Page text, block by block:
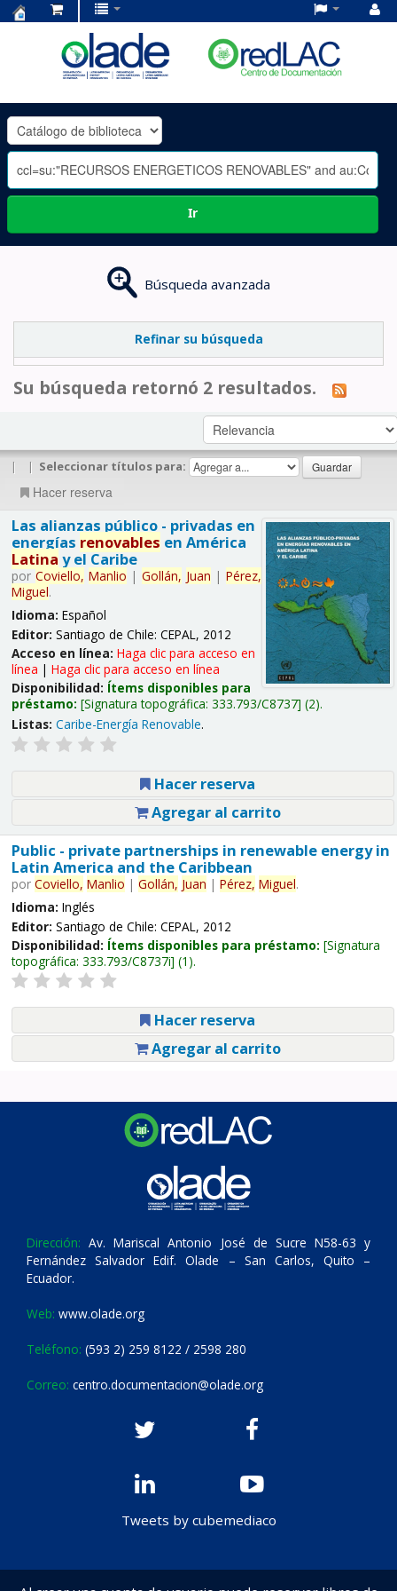
OLADE
-
Ir
Búsqueda avanzada
Refinar su búsqueda
Su búsqueda retornó 2 resultados.
| | Seleccionar títulos para:
Hacer reserva
Las alianzas público - privadas en
energías renovables en América
Latina y el Caribe
por Coviello, Manlio | Gollán, Juan | Pérez,
Miguel.
Idioma: Español
Editor: Santiago de Chile: CEPAL, 2012
Acceso en línea: Haga clic para acceso en
línea | Haga clic para acceso en línea
Disponibilidad: Ítems disponibles para
préstamo: Signatura topográfica: 333.793/C8737 (2).
Listas: Caribe-Energía Renovable.
Hacer reserva
Agregar al carrito
Public - private partnerships in renewable energy in
Latin America and the Caribbean
por Coviello, Manlio | Gollán, Juan | Pérez, Miguel.
Idioma: Inglés
Editor: Santiago de Chile: CEPAL, 2012
Disponibilidad: Ítems disponibles para préstamo: Signatura
topográfica: 333.793/C8737i (1).
Hacer reserva
Agregar al carrito
Dirección: Av. Mariscal Antonio José de Sucre N58-63 y
Fernández Salvador Edif. Olade – San Carlos, Quito –
Ecuador.
Web: www.olade.org
Teléfono: (593 2) 259 8122 / 2598 280
Correo: centro.documentacion@olade.org
Tweets by cubemediaco